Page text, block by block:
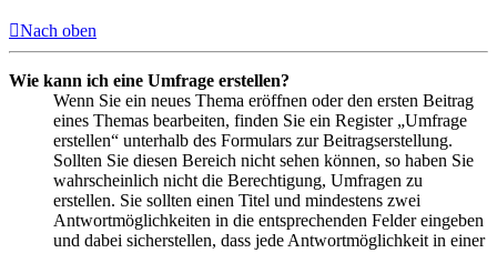
Nach oben
Wie kann ich eine Umfrage erstellen?
Wenn Sie ein neues Thema eröffnen oder den ersten Beitrag
eines Themas bearbeiten, finden Sie ein Register „Umfrage
erstellen“ unterhalb des Formulars zur Beitragserstellung.
Sollten Sie diesen Bereich nicht sehen können, so haben Sie
wahrscheinlich nicht die Berechtigung, Umfragen zu
erstellen. Sie sollten einen Titel und mindestens zwei
Antwortmöglichkeiten in die entsprechenden Felder eingeben
und dabei sicherstellen, dass jede Antwortmöglichkeit in einer